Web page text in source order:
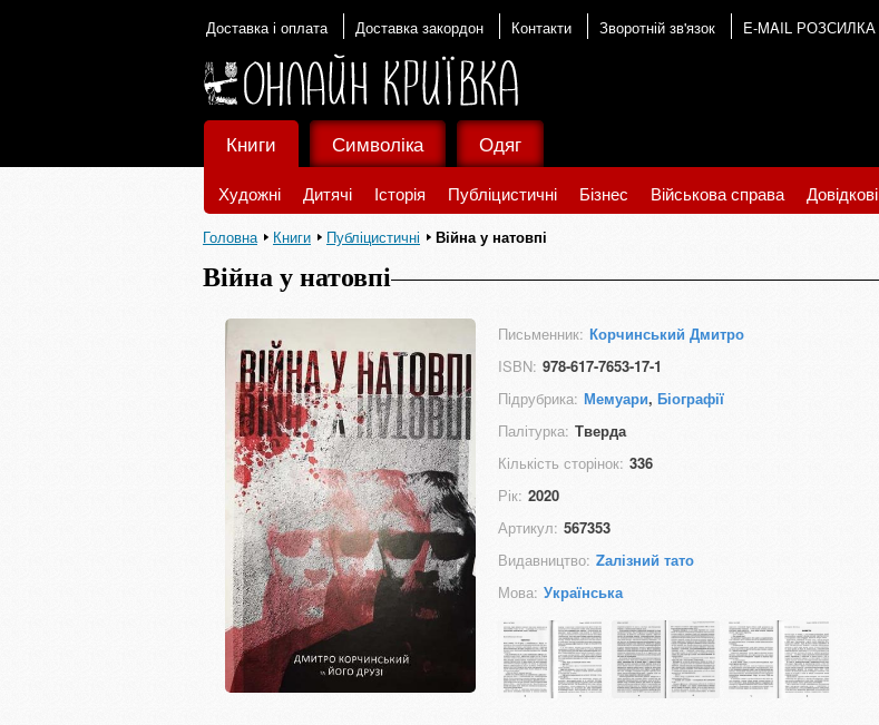
Доставка і оплата Доставка закордон Контакти Зворотній зв'язок E-MAIL РОЗСИЛКА
Книги
Художні Дитячі Історія Публіцистичні Бізнес Військова справа Довідкові
Символіка Одяг
Головна Книги Публіцистичні Війна у натовпі
Війна у натовпі
Письменник: Корчинський Дмитро
ISBN: 978-617-7653-17-1
Підрубрика: Мемуари, Біографії
Палітурка: Тверда
Кількість сторінок: 336
Рік: 2020
Артикул: 567353
Видавництво: Zалізний тато
Мова: Українська